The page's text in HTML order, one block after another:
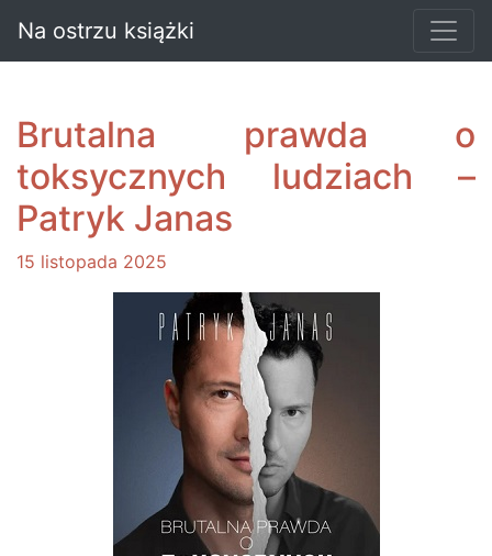
Na ostrzu książki
Brutalna prawda o
toksycznych ludziach –
Patryk Janas
15 listopada 2025